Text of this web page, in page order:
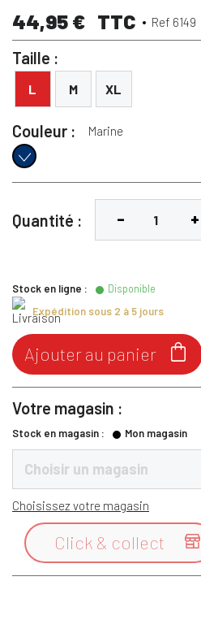
44,95 € TTC Ref 6149
Taille :
L M XL
Couleur : Marine
Marine
Quantité :
Stock en ligne :
Disponible
Expédition sous 2 à 5 jours

Ajouter au panier
Votre magasin :
Stock en magasin : Mon magasin
Choisir un magasin
Choisissez votre magasin

Click & collect